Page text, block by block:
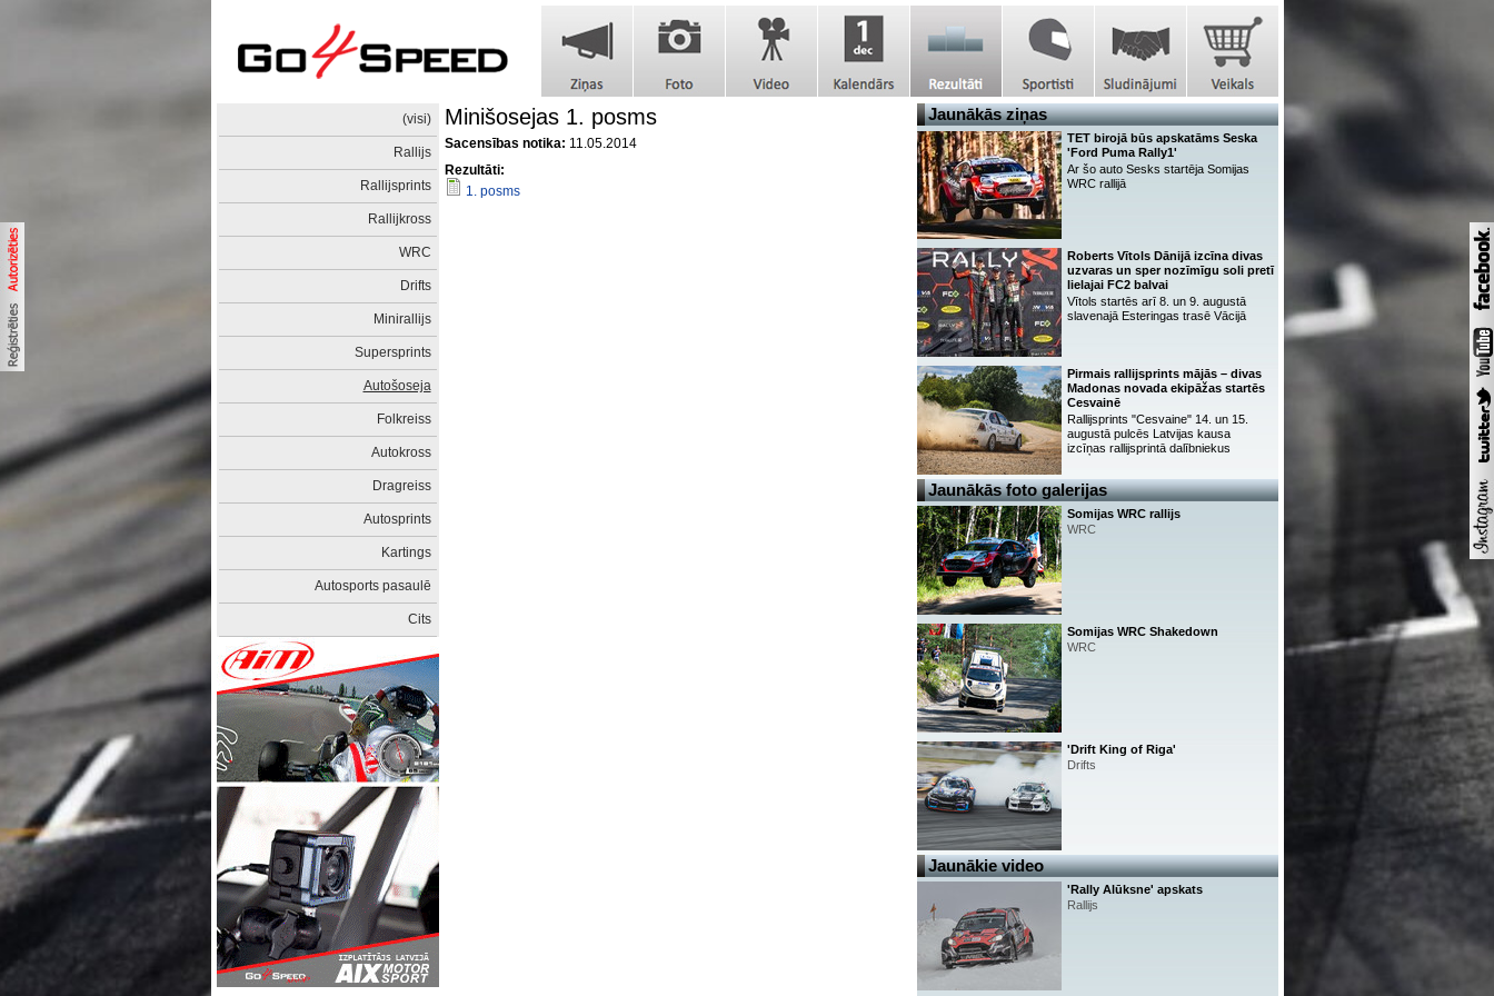
(visi)
Rallijs
Rallijsprints
Rallijkross
WRC
Drifts
Minirallijs
Supersprints
Autošoseja
Folkreiss
Autokross
Dragreiss
Autosprints
Kartings
Autosports pasaulē
Cits
Minišosejas 1. posms
Sacensības notika: 11.05.2014
Rezultāti:
1. posms
Jaunākās ziņas
TET birojā būs apskatāms Seska
'Ford Puma Rally1'
Ar šo auto Sesks startēja Somijas
WRC rallijā
Roberts Vītols Dānijā izcīna divas
uzvaras un sper nozīmīgu soli pretī
lielajai FC2 balvai
Vītols startēs arī 8. un 9. augustā
slavenajā Esteringas trasē Vācijā
Pirmais rallijsprints mājās – divas
Madonas novada ekipāžas startēs
Cesvainē
Rallijsprints "Cesvaine" 14. un 15.
augustā pulcēs Latvijas kausa
izcīņas rallijsprintā dalībniekus
Jaunākās foto galerijas
Somijas WRC rallijs
WRC
Somijas WRC Shakedown
WRC
'Drift King of Riga'
Drifts
Jaunākie video
'Rally Alūksne' apskats
Rallijs